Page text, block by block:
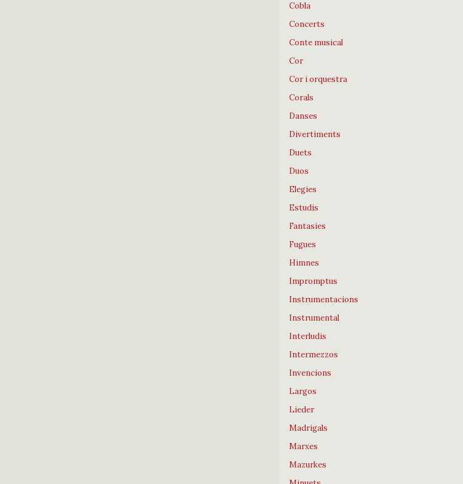
Cobla
Concerts
Conte musical
Cor
Cor i orquestra
Corals
Danses
Divertiments
Duets
Duos
Elegies
Estudis
Fantasies
Fugues
Himnes
Impromptus
Instrumentacions
Instrumental
Interludis
Intermezzos
Invencions
Largos
Lieder
Madrigals
Marxes
Mazurkes